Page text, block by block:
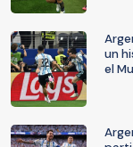
un
el